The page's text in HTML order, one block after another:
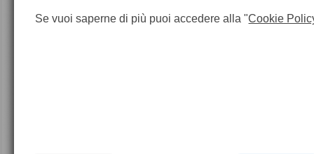
Se vuoi saperne di più puoi accedere alla "Cookie